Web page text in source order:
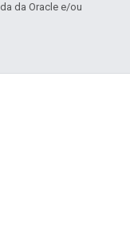
da Oracle e/ou